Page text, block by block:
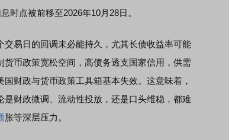
时点被前移至2026年10月28日。
易日的回调未必能持久，尤其长债收益率可能
货币政策宽松空间，高债务透支国家信用，供需
财政与货币政策工具箱基本失效。这意味着，
财政微调、流动性投放，还是口头维稳，都难
胀等深层压力。